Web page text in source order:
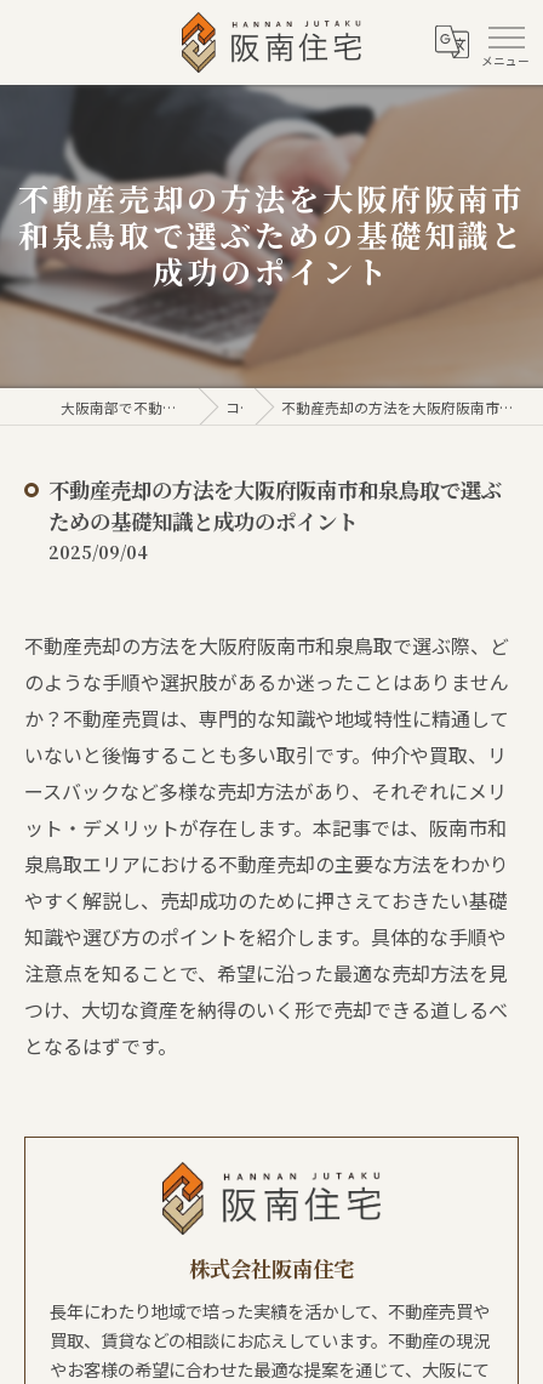
不動産売却の方法を大阪府阪南市
和泉鳥取で選ぶための基礎知識と
成功のポイント
大阪南部で不動産売買なら株式会社阪南住宅 コラム 不動産売却の方法を大阪府阪南市和泉鳥取で選ぶための基礎知識と成功のポイント
不動産売却の方法を大阪府阪南市和泉鳥取で選ぶ
ための基礎知識と成功のポイント
2025/09/04
不動産売却の方法を大阪府阪南市和泉鳥取で選ぶ際、ど
のような手順や選択肢があるか迷ったことはありません
か？不動産売買は、専門的な知識や地域特性に精通して
いないと後悔することも多い取引です。仲介や買取、リ
ースバックなど多様な売却方法があり、それぞれにメリ
ット・デメリットが存在します。本記事では、阪南市和
泉鳥取エリアにおける不動産売却の主要な方法をわかり
やすく解説し、売却成功のために押さえておきたい基礎
知識や選び方のポイントを紹介します。具体的な手順や
注意点を知ることで、希望に沿った最適な売却方法を見
つけ、大切な資産を納得のいく形で売却できる道しるべ
となるはずです。
株式会社阪南住宅
長年にわたり地域で培った実績を活かして、不動産売買や
買取、賃貸などの相談にお応えしています。不動産の現況
やお客様の希望に合わせた最適な提案を通じて、大阪にて